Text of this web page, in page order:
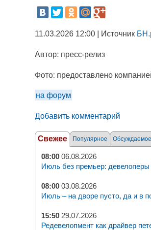
11.03.2026 12:00 | Источник
Автор: пресс-релиз
Фото: предоставлено
на форум
Добавить комментарий
Свежее Популярное Обсуждаемое
08:00 06.08.2026
Июль без премьер: девелоперы
08:00 03.08.2026
Июль – на дворе пусто, да и в
15:50 29.07.2026
Редевелопмент как драйвер